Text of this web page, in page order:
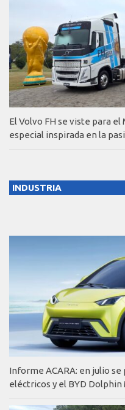
El Volvo FH se viste para
especial inspirada en la
INDUSTRIA
Informe ACARA: en julio
eléctricos y el BYD